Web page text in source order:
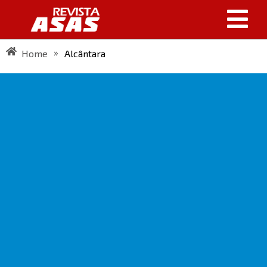
Home » Alcântara